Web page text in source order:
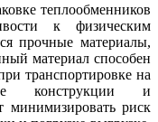
теплообменников
к физическим
прочные материалы,
материал способен
транспортировке на
конструкции и
минимизировать риск